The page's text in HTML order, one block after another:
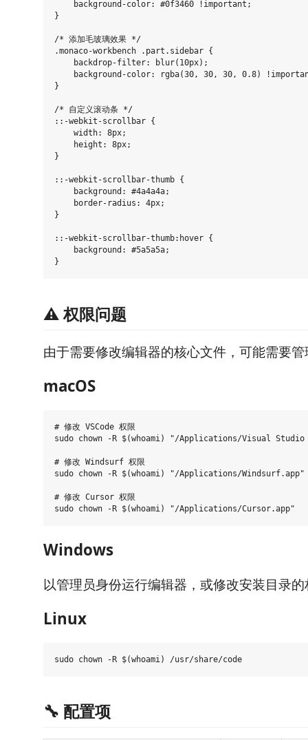
    background-color: #0f3460 !important;
}
/* 添加毛玻璃效果 */
.monaco-workbench .part.sidebar {
    backdrop-filter: blur(10px);
background-color: rgba(30, 30, 30, 0.8)
}
/* 自定义滚动条 */
::-webkit-scrollbar {
    width: 8px;
    height: 8px;
}
::-webkit-scrollbar-thumb {
    background: #4a4a4a;
    border-radius: 4px;
}
::-webkit-scrollbar-thumb:hover {
    background: #5a5a5a;
⚠️ 权限问题
由于需要修改编辑器的核心文件，可能需要
macOS
# 修改 VSCode 权限
sudo chown -R $(whoami) "/Applications/Visual Studio
# 修改 Windsurf 权限
sudo chown -R $(whoami) "/Applications/Windsurf.app"
# 修改 Cursor 权限
Windows
以管理员身份运行编辑器，或修改安装目录
Linux
🔧 配置项